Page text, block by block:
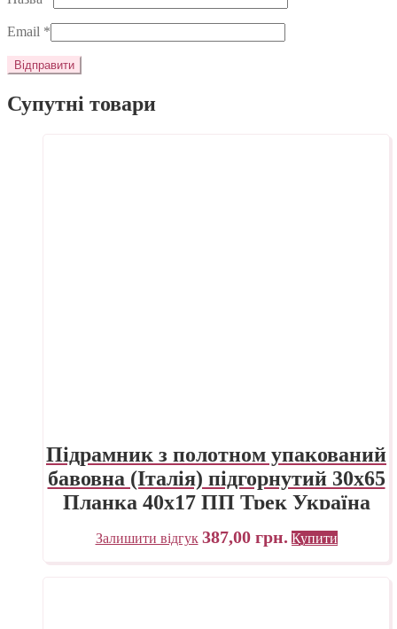
Email *
Супутні товари
Підрамник з полотном упакований
бавовна (Італія) підгорнутий 30х65
Планка 40х17 ПП Трек Україна
Залишити відгук 387,00 грн. Купити